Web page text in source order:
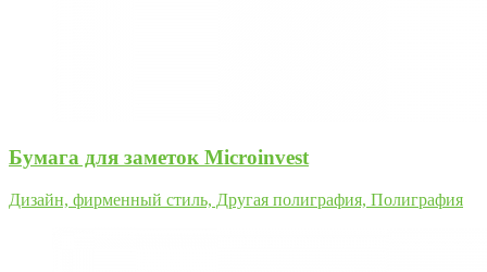
Бумага для заметок Microinvest
Дизайн, фирменный стиль, Другая полиграфия, Полиграфия